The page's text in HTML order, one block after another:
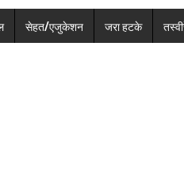
सेहत/एजुकेशन जरा हटके